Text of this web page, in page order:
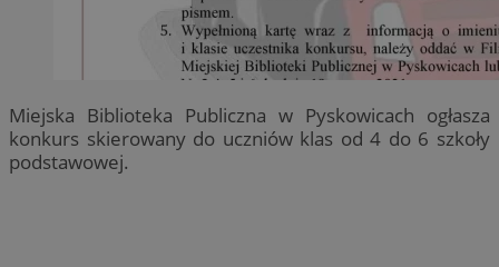
Miejska Biblioteka Publiczna w Pyskowicach ogłasza
konkurs skierowany do uczniów klas od 4 do 6 szkoły
podstawowej.